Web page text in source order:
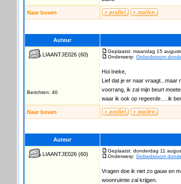
Naar boven
Auteur
LIAANTJE026 (60)
Berichten: 40
Geplaatst: maandag 15
Onderwerp: Gebedsroom
Hoi Ineke,
Lief dat je er naar vraagt...maar
voorrang, ik zal mijn beurt
waar ik ook op regeerde.....ik
Naar boven
Auteur
LIAANTJE026 (60)
Geplaatst: donderdag 11
Onderwerp: Gebedsroom
Vragen doe ik niet zo gauw en
woonruimte zal krijgen.